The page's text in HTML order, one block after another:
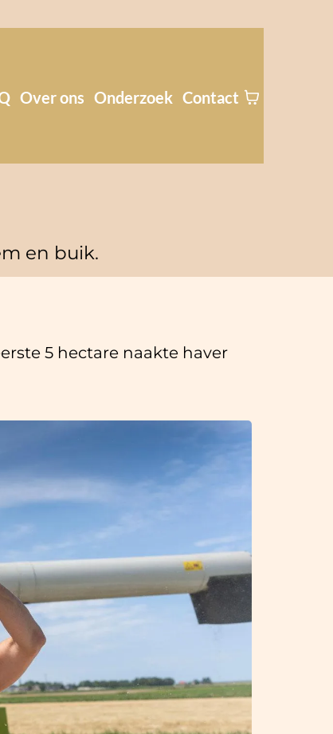
Over ons Onderzoek Contact
en buik.
5 hectare naakte haver